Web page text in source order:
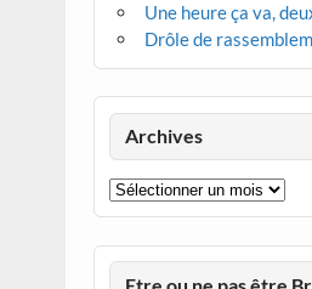
Une heure ça va,
Drôle de
Archives
Archives
Etre ou ne pas être